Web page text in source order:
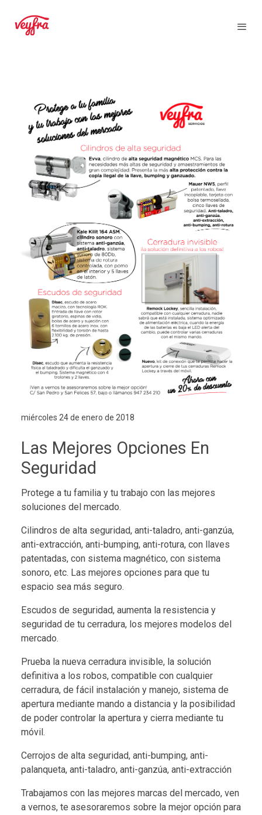
miércoles 24 de enero de 2018
Las Mejores Opciones En
Seguridad
Protege a tu familia y tu trabajo con las mejores
soluciones del mercado.
Cilindros de alta seguridad, anti-taladro, anti-ganzúa,
anti-extracción, anti-bumping, anti-rotura, con llaves
patentadas, con sistema magnético, con sistema
sonoro, etc. Las mejores opciones para que tu
espacio sea más seguro.
Escudos de seguridad, aumenta la resistencia y
seguridad de tu cerradura, los mejores modelos del
mercado.
Prueba la nueva cerradura invisible, la solución
definitiva a los robos, compatible con cualquier
cerradura, de fácil instalación y manejo, sistema de
apertura mediante mando a distancia y la posibilidad
de poder controlar la apertura y cierra mediante tu
móvil.
Cerrojos de alta seguridad, anti-bumping, anti-
palanqueta, anti-taladro, anti-ganzúa, anti-extracción
Trabajamos con las mejores marcas del mercado, ven
a vernos, te asesoraremos sobre la mejor opción para